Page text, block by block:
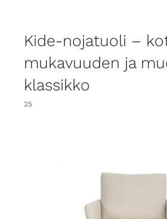
Kide-nojatuoli –
mukavuuden ja
klassikko
25